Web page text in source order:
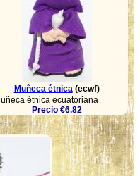
Muñeca étnica(ecwf)
étnica ecuatoriana
Precio €6.82